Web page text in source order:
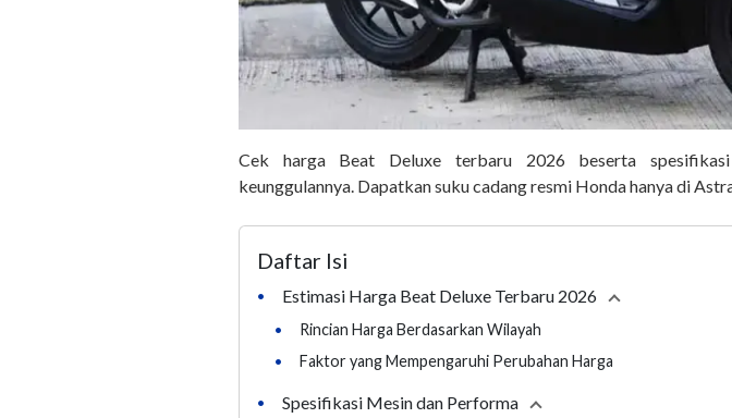
Cek harga Beat Deluxe terbaru 2026 beserta
keunggulannya. Dapatkan suku cadang resmi Honda hanya di
Daftar Isi
•
Estimasi Harga Beat Deluxe Terbaru 2026 Collapse
•
Rincian Harga Berdasarkan Wilayah
•
Faktor yang Mempengaruhi Perubahan Harga
• Spesifikasi Mesin dan Performa Collapse